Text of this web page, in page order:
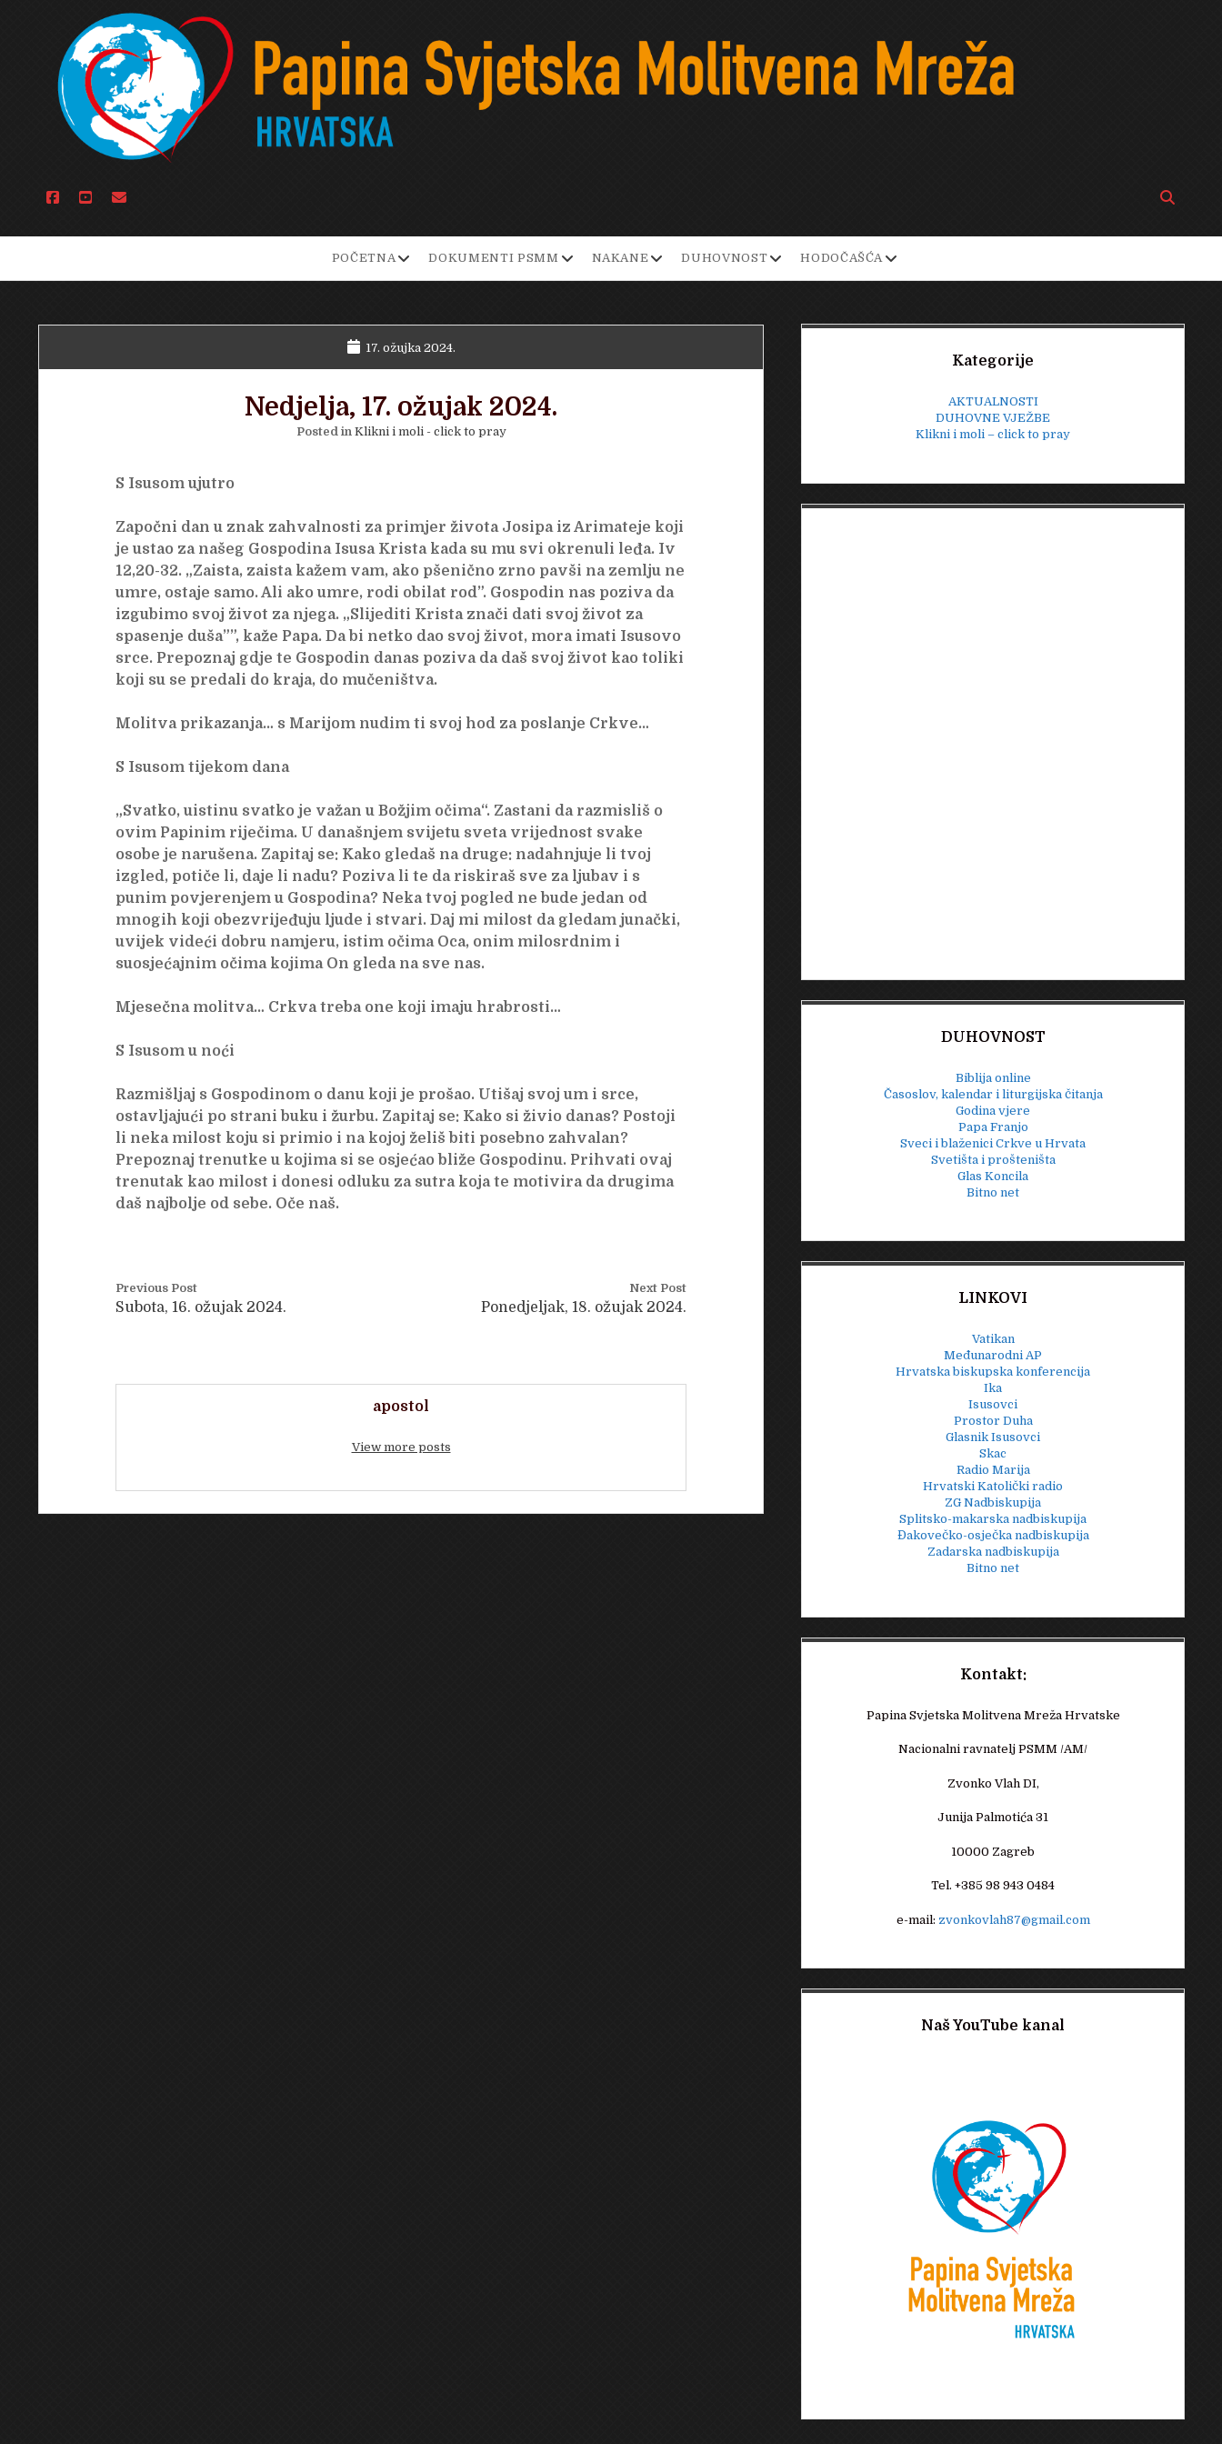
facebook
youtubeemail
Open
bar
POČETNAopen
menu
DOKUMENTI PSMM open
menu
NAKANE open
menu
DUHOVNOST open
menu
HODOČAŠĆA open
menu
17. ožujka 2024.
Nedjelja, 17. ožujak 2024.
Posted in Klikni i moli - click to pray
S Isusom ujutro
Započni dan u znak zahvalnosti za primjer života Josipa iz Arimateje koji
je ustao za našeg Gospodina Isusa Krista kada su mu svi okrenuli leđa. Iv
12,20-32. „Zaista, zaista kažem vam, ako pšenično zrno pavši na zemlju ne
umre, ostaje samo. Ali ako umre, rodi obilat rod”. Gospodin nas poziva da
izgubimo svoj život za njega. „Slijediti Krista znači dati svoj život za
spasenje duša””, kaže Papa. Da bi netko dao svoj život, mora imati Isusovo
srce. Prepoznaj gdje te Gospodin danas poziva da daš svoj život kao toliki
koji su se predali do kraja, do mučeništva.
Molitva prikazanja… s Marijom nudim ti svoj hod za poslanje Crkve…
S Isusom tijekom dana
„Svatko, uistinu svatko je važan u Božjim očima“. Zastani da razmisliš o
ovim Papinim riječima. U današnjem svijetu sveta vrijednost svake
osobe je narušena. Zapitaj se: Kako gledaš na druge: nadahnjuje li tvoj
izgled, potiče li, daje li nadu? Poziva li te da riskiraš sve za ljubav i s
punim povjerenjem u Gospodina? Neka tvoj pogled ne bude jedan od
mnogih koji obezvrijeđuju ljude i stvari. Daj mi milost da gledam junački,
uvijek videći dobru namjeru, istim očima Oca, onim milosrdnim i
suosjećajnim očima kojima On gleda na sve nas.
Mjesečna molitva… Crkva treba one koji imaju hrabrosti…
S Isusom u noći
Razmišljaj s Gospodinom o danu koji je prošao. Utišaj svoj um i srce,
ostavljajući po strani buku i žurbu. Zapitaj se: Kako si živio danas? Postoji
li neka milost koju si primio i na kojoj želiš biti posebno zahvalan?
Prepoznaj trenutke u kojima si se osjećao bliže Gospodinu. Prihvati ovaj
trenutak kao milost i donesi odluku za sutra koja te motivira da drugima
daš najbolje od sebe. Oče naš.
Previous Post
Subota, 16. ožujak 2024.
Next Post
Ponedjeljak, 18. ožujak 2024.
apostol
View more posts
Sidebar
Kategorije
AKTUALNOSTI
DUHOVNE VJEŽBE
Klikni i moli – click to pray
DUHOVNOST
Biblija online
Časoslov, kalendar i liturgijska čitanja
Godina vjere
Papa Franjo
Sveci i blaženici Crkve u Hrvata
Svetišta i prošteništa
Glas Koncila
Bitno net
LINKOVI
Vatikan
Međunarodni AP
Hrvatska biskupska konferencija
Ika
Isusovci
Prostor Duha
Glasnik Isusovci
Skac
Radio Marija
Hrvatski Katolički radio
ZG Nadbiskupija
Splitsko-makarska nadbiskupija
Đakovečko-osječka nadbiskupija
Zadarska nadbiskupija
Bitno net
Kontakt:
Papina Svjetska Molitvena Mreža Hrvatske
Nacionalni ravnatelj PSMM /AM/
Zvonko Vlah DI,
Junija Palmotića 31
10000 Zagreb
Tel. +385 98 943 0484
e-mail: zvonkovlah87@gmail.com
Naš YouTube kanal